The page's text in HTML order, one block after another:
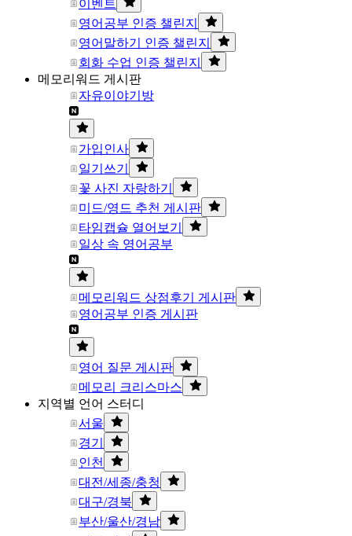
이벤트
영어공부 인증 챌린지
영어말하기 인증 챌린지
회화 수업 인증 챌린지
메모리워드 게시판
자유이야기방
가입인사
일기쓰기
꽃 사진 자랑하기
미드/영드 추천 게시판
타임캡슐 열어보기
일상 속 영어공부
메모리워드 상점후기 게시판
영어공부 인증 게시판
영어 질문 게시판
메모리 크리스마스
지역별 언어 스터디
서울
경기
인천
대전/세종/충청
대구/경북
부산/울산/경남